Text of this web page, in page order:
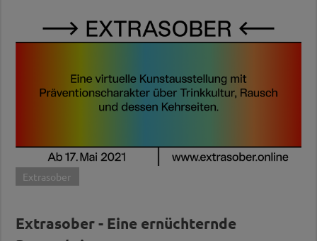
Extrasober
Extrasober - Eine ernüchternde